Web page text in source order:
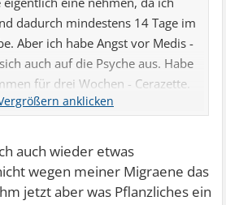
dadurch mindestens 14 Tage im
Aber ich habe Angst vor Medis -
auch auf die Psyche aus. Habe
für drei Wochen - Cerazette.
Allerdings weiß ich nicht, ob
Angst vor Medikamenten
und da ist das Risiko der
ziemlich verzweifelt...
auch wieder etwas
wegen meiner Migraene das
jetzt aber was Pflanzliches ein